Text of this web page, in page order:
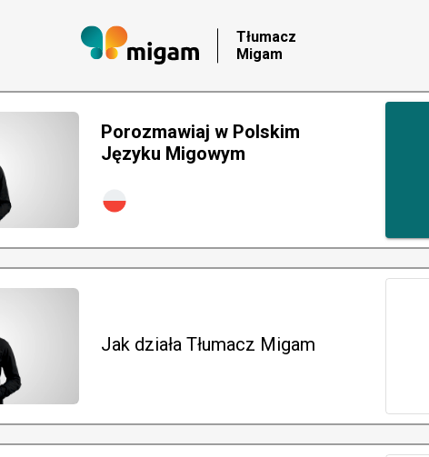
Tłumacz
Migam
Porozmawiaj w Polskim
Języku Migowym
Jak działa Tłumacz Migam